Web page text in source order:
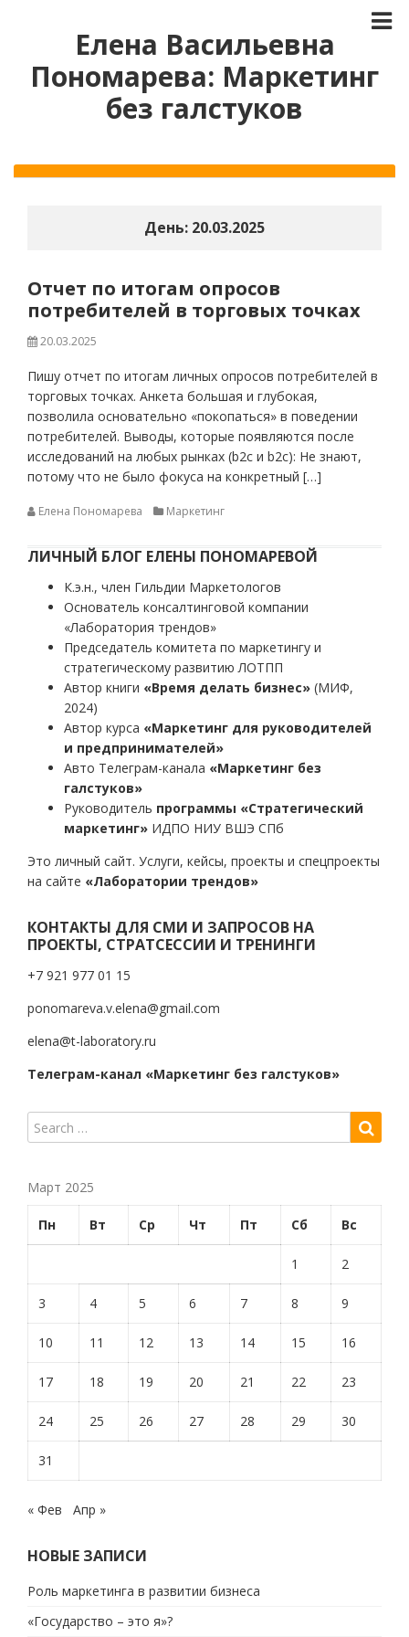
Елена Васильевна
Пономарева: Маркетинг
без галстуков
День: 20.03.2025
Отчет по итогам опросов
потребителей в торговых точках
20.03.2025
Пишу отчет по итогам личных опросов потребителей в
торговых точках. Анкета большая и глубокая,
позволила основательно «покопаться» в поведении
потребителей. Выводы, которые появляются после
исследований на любых рынках (b2c и b2c): Не знают,
потому что не было фокуса на конкретный […]
Елена Пономарева Маркетинг
ЛИЧНЫЙ БЛОГ ЕЛЕНЫ ПОНОМАРЕВОЙ
К.э.н., член Гильдии Маркетологов
Основатель консалтинговой компании
«Лаборатория трендов»
Председатель комитета по маркетингу и
стратегическому развитию ЛОТПП
Автор книги «Время делать бизнес» (МИФ,
2024)
Автор курса «Маркетинг для руководителей
и предпринимателей»
Авто Телеграм-канала «Маркетинг без
галстуков»
Руководитель программы «Стратегический
маркетинг» ИДПО НИУ ВШЭ СПб
Это личный сайт. Услуги, кейсы, проекты и спецпроекты
на сайте «Лаборатории трендов»
КОНТАКТЫ ДЛЯ СМИ И ЗАПРОСОВ НА
ПРОЕКТЫ, СТРАТСЕССИИ И ТРЕНИНГИ
+7 921 977 01 15
ponomareva.v.elena@gmail.com
elena@t-laboratory.ru
Телеграм-канал «Маркетинг без галстуков»
Март 2025
Пн Вт Ср Чт Пт Сб Вс
1 2
3 4 5 6 7 8 9
10 11 12 13 14 15 16
17 18 19 20 21 22 23
24 25 26 27 28 29 30
31
« Фев Апр »
НОВЫЕ ЗАПИСИ
Роль маркетинга в развитии бизнеса
«Государство – это я»?